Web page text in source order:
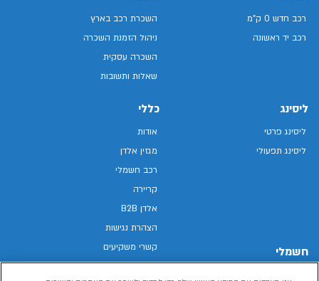
רכב חדש 0 ק"מ
רכב יד ראשונה
השכרת רכב בארץ
ניהול הזמנת השכרה
השכרה עסקית
שאלות ותשובות
ליסינג
ליסינג פרטי
ליסינג תפעולי
חשמלי
כללי
אודות
מגזין אלדן
רכב חשמלי
קריירה
אלדן B2B
הצהרת נגישות
קשרי משקיעים
מפת האתר